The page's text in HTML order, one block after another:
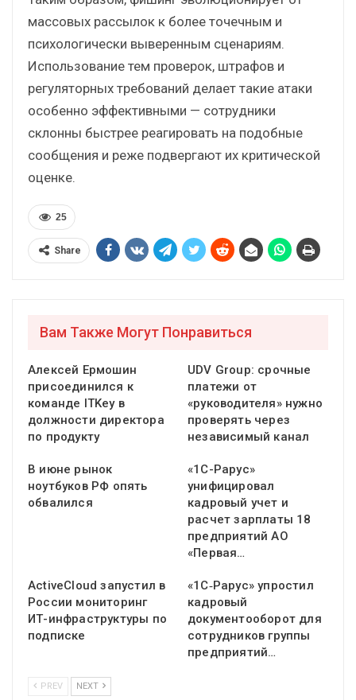
массовых рассылок к более точечным и
психологически выверенным сценариям.
Использование тем проверок, штрафов и
регуляторных требований делает такие атаки
особенно эффективными — сотрудники
склонны быстрее реагировать на подобные
сообщения и реже подвергают их критической
оценке.
25
Share
Вам Также Могут Понравиться
Алексей Ермошин
присоединился к
команде ITKey в
должности директора
по продукту
UDV Group: срочные
платежи от
«руководителя» нужно
проверять через
независимый канал
В июне рынок
ноутбуков РФ опять
обвалился
«1С-Рарус»
унифицировал
кадровый учет и
расчет зарплаты 18
предприятий АО
«Первая…
ActiveCloud запустил в
России мониторинг
ИТ-инфраструктуры по
подписке
«1С‑Рарус» упростил
кадровый
документооборот для
сотрудников группы
предприятий…
PREV NEXT